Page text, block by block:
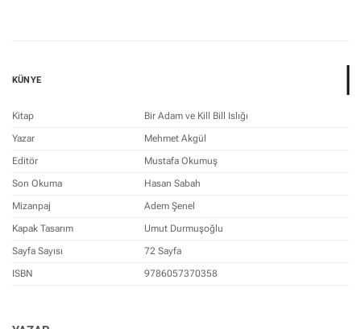
KÜNYE
Kitap
Bir Adam ve Kill Bill Islığı
Yazar
Mehmet Akgül
Editör
Mustafa Okumuş
Son Okuma
Hasan Sabah
Mizanpaj
Adem Şenel
Kapak Tasarım
Umut Durmuşoğlu
Sayfa Sayısı
72 Sayfa
ISBN
9786057370358